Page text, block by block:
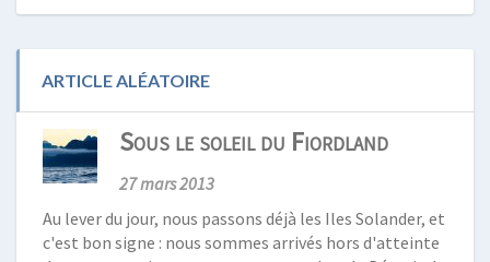
ARTICLE ALÉATOIRE
Sous le soleil du Fiordland
27 mars 2013
Au lever du jour, nous passons déjà les Iles Solander, et
c'est bon signe : nous sommes arrivés hors d'atteinte